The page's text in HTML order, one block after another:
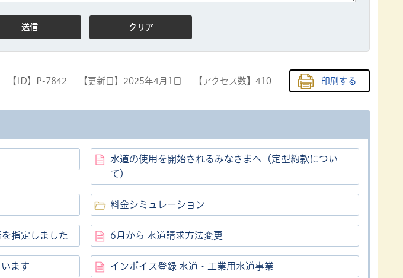
【ID】 P-7842 【更新日】 2025年4月1日 【アクセス数】 410 印刷する
水道の使用を開始されるみなさまへ（定型約款につい
て）
料金シミュレーション
指定しました 6月から 水道請求方法変更
ます インボイス登録 水道・工業用水道事業